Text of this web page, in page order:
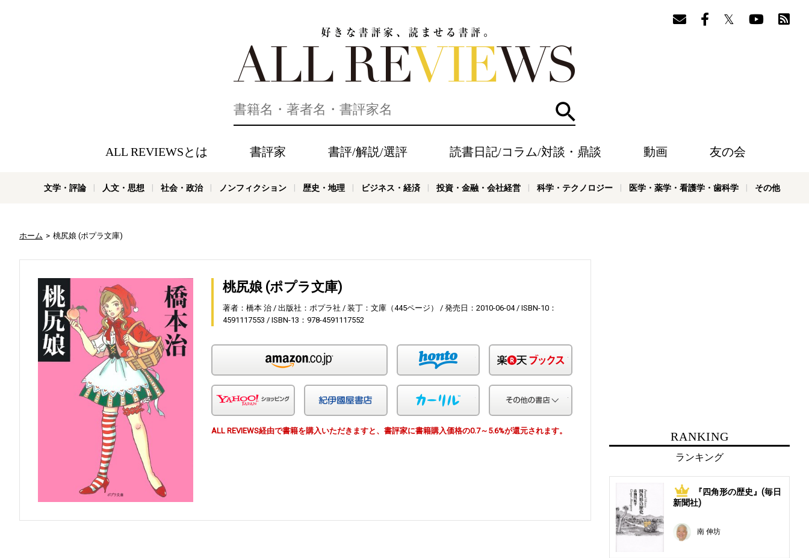
検索
ALL REVIEWSとは 書評家 書評/解説/選評 読書日記/コラム/対談・鼎談 動画 友の会
文学・評論 人文・思想 社会・政治 ノンフィクション 歴史・地理 ビジネス・経済 投資・金融・会社経営 科学・テクノロジー 医学・薬学・看護学・歯科学 その他
ホーム 桃尻娘 (ポプラ文庫)
桃尻娘 (ポプラ文庫)
著者：橋本 治 出版社：ポプラ社 装丁：文庫（445ページ） 発売日：2010-06-04
ISBN-10：
4591117553
ISBN-13：978-4591117552
Yahoo!ショッピング
ALL REVIEWS経由で書籍を購入いただきますと、書評家に書籍購入価格の0.7～5.6%が還元されます。 RANKING
ランキング
1
『四角形の歴史』(毎日
新聞社)
南 伸坊